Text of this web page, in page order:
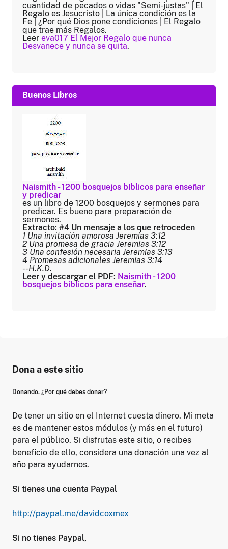
cuantidad de pecados o vidas "Semi-justas" | El
Regalo es Jesucristo | La única condición es la
Fe | ¿Por qué Dios pone condiciones | El Regalo
que trae más Regalos.
Leer eva017 El Mejor Regalo que nunca
Desvanece y nunca se quita.
Buenos Libros
Naismith - 1200 bosquejos bíblicos para enseñar
y predicar
es un libro de 1200 bosquejos y sermones para
predicar. Es bueno para preparación de
sermones.
Extracto: #4 Un mensaje a los que retroceden
1 Una invitación amorosa Jeremías 3:12
2 Una promesa de gracia Jeremías 3:12
3 Una confesión necesaria Jeremías 3:13
4 Promesas adicionales Jeremías 3:14
--H.K.D.
Leer y descargar el PDF: Naismith - 1200
bosquejos bíblicos para enseñar.
Dona a este sitio
Donando. ¿Por qué debes donar?
De tener un sitio en el Internet cuesta dinero. Mi meta
es de mantener estos módulos (y más en el futuro)
para el público. Si disfrutas este sitio, o recibes
beneficio de ello, considera una donación una vez al
año para ayudarnos.
Si tienes una cuenta Paypal
http://paypal.me/davidcoxmex
Si no tienes Paypal,